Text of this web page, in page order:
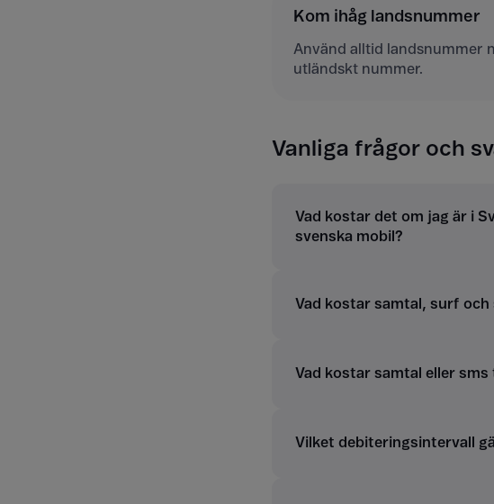
Kom ihåg landsnummer
Använd alltid landsnummer
utländskt nummer.
Vanliga frågor och
Vad kostar det om jag är i
svenska mobil?
Vad kostar samtal, surf
Vad kostar samtal eller
Vilket debiteringsintervall